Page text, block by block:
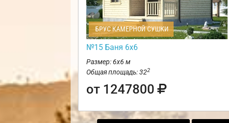
БРУС КАМЕРНОЙ СУШКИ
№15 Баня 6х6
Размер: 6х6 м
Общая площадь: 322
от 1247800